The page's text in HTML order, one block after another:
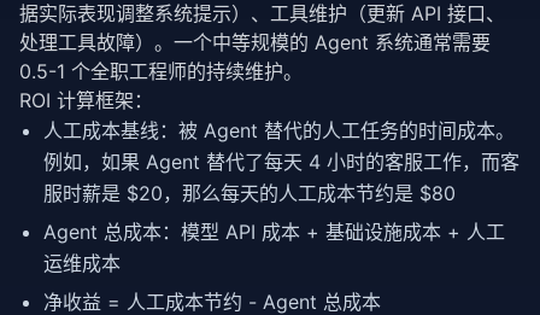
据实际表现调整系统提示）、工具维护（更新 API 接口、
处理工具故障）。一个中等规模的 Agent 系统通常需要
0.5-1 个全职工程师的持续维护。
ROI 计算框架：
人工成本基线：被 Agent 替代的人工任务的时间成本。
例如，如果 Agent 替代了每天 4 小时的客服工作，而客
服时薪是 $20，那么每天的人工成本节约是 $80
Agent 总成本：模型 API 成本 + 基础设施成本 + 人工
运维成本
净收益 = 人工成本节约 - Agent 总成本